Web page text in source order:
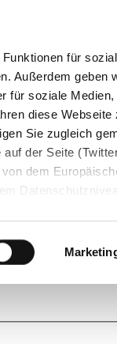
für
Außerdem geben
für soziale Medien,
diese Webseite
Sie zugleich
der Seite
dem
Wissen anderen